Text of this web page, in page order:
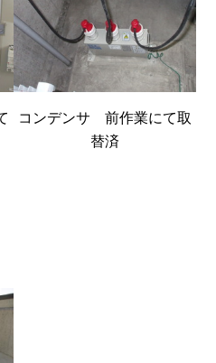
コンデンサ 前作業にて取
替済